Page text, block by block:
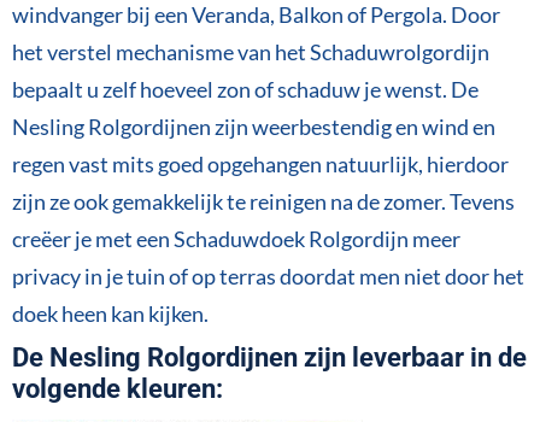
windvanger bij een Veranda, Balkon of Pergola. Door
het verstel mechanisme van het Schaduwrolgordijn
bepaalt u zelf hoeveel zon of schaduw je wenst. De
Nesling Rolgordijnen zijn weerbestendig en wind en
regen vast mits goed opgehangen natuurlijk, hierdoor
zijn ze ook gemakkelijk te reinigen na de zomer. Tevens
creëer je met een Schaduwdoek Rolgordijn meer
privacy in je tuin of op terras doordat men niet door het
doek heen kan kijken.
De Nesling Rolgordijnen zijn leverbaar in de
volgende kleuren: